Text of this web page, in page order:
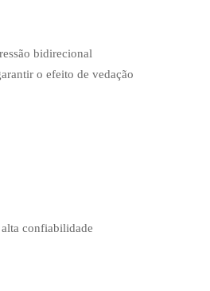
bidirecional
o efeito de vedação
confiabilidade